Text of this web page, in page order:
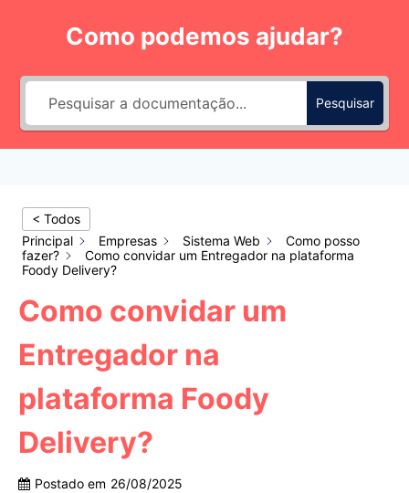
Conteúdo
Como podemos ajudar?
Pesquisar
< Todos
Principal
Empresas Sistema Web
Como posso
fazer?
Como convidar um Entregador na plataforma
Foody Delivery?
Como convidar um
Entregador na
plataforma Foody
Delivery?
Postado em 26/08/2025